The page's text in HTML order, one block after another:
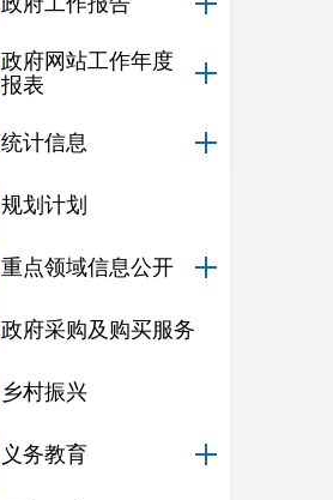
政府网站工作年度
报表
统计信息
规划计划
重点领域信息公开
政府采购及购买服务
乡村振兴
义务教育